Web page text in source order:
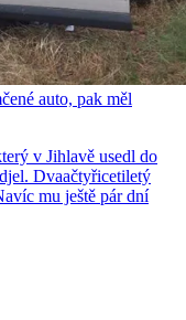
auto, pak měl
v Jihlavě usedl do
Dvaačtyřicetiletý
mu ještě pár dní